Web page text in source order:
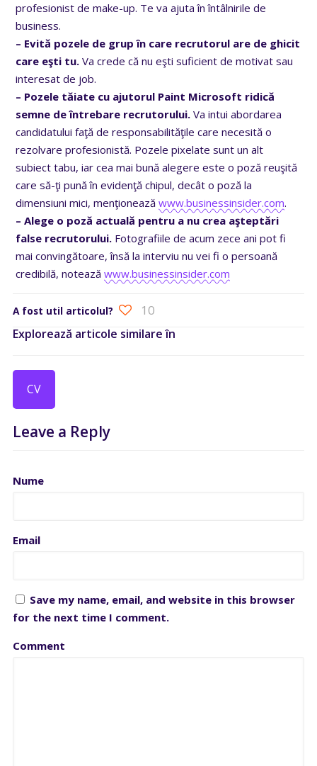
profesionist de make-up. Te va ajuta în întâlnirile de
business.
– Evită pozele de grup în care recrutorul are de ghicit
care eşti tu. Va crede că nu eşti suficient de motivat sau
interesat de job.
– Pozele tăiate cu ajutorul Paint Microsoft ridică
semne de întrebare recrutorului. Va intui abordarea
candidatului faţă de responsabilităţile care necesită o
rezolvare profesionistă. Pozele pixelate sunt un alt
subiect tabu, iar cea mai bună alegere este o poză reuşită
care să-ţi pună în evidenţă chipul, decât o poză la
dimensiuni mici, menţioneazăwww.businessinsider.com.
– Alege o poză actuală pentru a nu crea aşteptări
false recrutorului. Fotografiile de acum zece ani pot fi
mai convingătoare, însă la interviu nu vei fi o persoană
credibilă, noteazăwww.businessinsider.com
A fost util articolul? 10
Explorează articole similare în
CV
Leave a Reply
Nume
Email
Save my name, email, and website in this browser
for the next time I comment.
Comment